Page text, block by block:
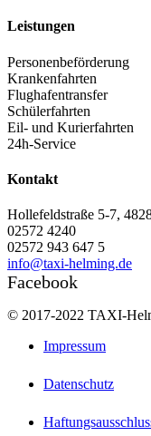
Leistungen
Personenbeförderung
Krankenfahrten
Flughafentransfer
Schülerfahrten
Eil- und Kurierfahrten
24h-Service
Kontakt
Hollefeldstraße 5-7,
02572 4240
02572 943 647 5
info@taxi-helming.de
Facebook
© 2017-2022 TAXI-
Impressum
Datenschutz